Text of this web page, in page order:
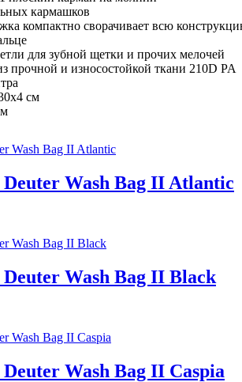
кармашков
компактно сворачивает всю
для зубной щетки и прочих мелочей
прочной и износостойкой ткани 210D PA
см
Wash Bag II Atlantic
Wash Bag II Black
Wash Bag II Caspia